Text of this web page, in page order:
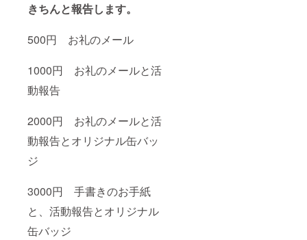
きちんと報告します。
500円 お礼のメール
1000円 お礼のメールと活
動報告
2000円 お礼のメールと活
動報告とオリジナル缶バッ
ジ
3000円 手書きのお手紙
と、活動報告とオリジナル
缶バッジ